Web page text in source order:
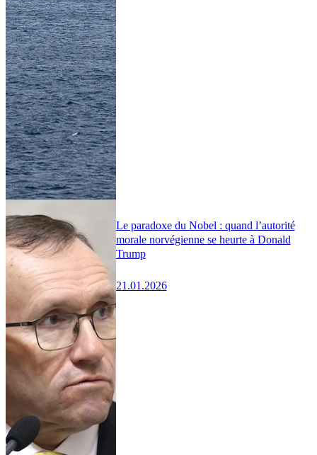
Le paradoxe du Nobel : quand l’autorité
morale norvégienne se heurte à Donald
Trump
21.01.2026